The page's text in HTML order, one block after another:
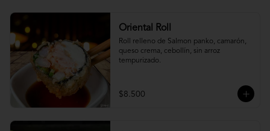
Oriental Roll
Roll relleno de Salmon panko, camarón,
queso crema, cebollín, sin arroz
tempurizado.
$8.500